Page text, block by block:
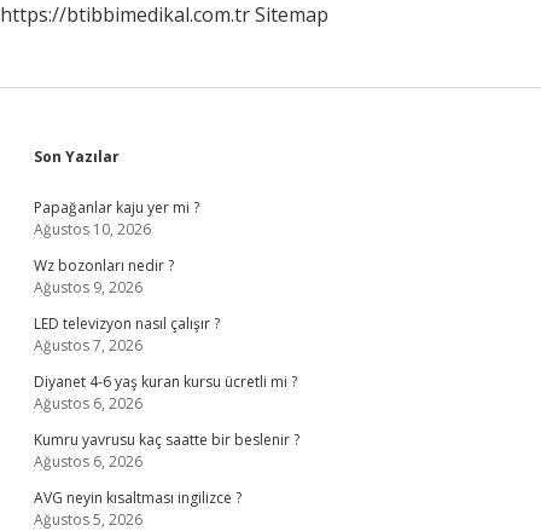
https://btibbimedikal.com.trSitemap
Sidebar
Son Yazılar
Papağanlar kaju yer mi ?
Ağustos 10, 2026
Wz bozonları nedir ?
Ağustos 9, 2026
LED televizyon nasıl çalışır ?
Ağustos 7, 2026
Diyanet 4-6 yaş kuran kursu ücretli mi ?
Ağustos 6, 2026
Kumru yavrusu kaç saatte bir beslenir ?
Ağustos 6, 2026
AVG neyin kısaltması ingilizce ?
Ağustos 5, 2026